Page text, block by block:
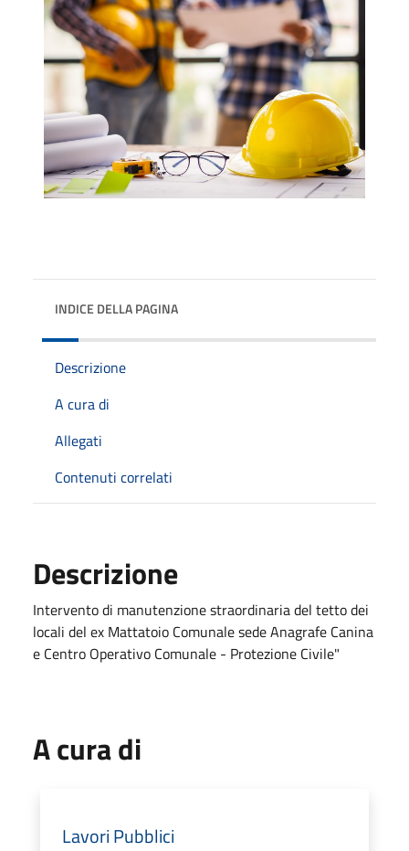
INDICE DELLA PAGINA
Descrizione
A cura di
Allegati
Contenuti correlati
Descrizione
Intervento di manutenzione straordinaria del tetto dei
locali del ex Mattatoio Comunale sede Anagrafe Canina
e Centro Operativo Comunale - Protezione Civile"
A cura di
Lavori Pubblici